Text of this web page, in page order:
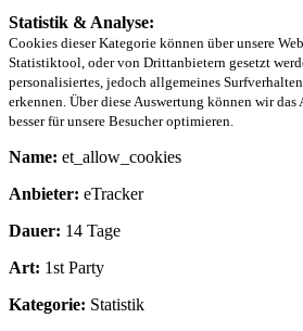
Statistik & Analyse:
Cookies dieser Kategorie können über unsere
Statistiktool, oder von Drittanbietern gesetzt
personalisiertes, jedoch allgemeines
erkennen. Über diese Auswertung können wir das
besser für unsere Besucher optimieren.
Name: et_allow_cookies
Anbieter: eTracker
Dauer: 14 Tage
Art: 1st Party
Kategorie: Statistik